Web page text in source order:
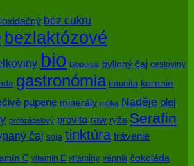
bez cukru
bezlaktózové
bio Biopurus bylinný čaj cestoviny
gastronómia imunita korenie
pupene minerály múka Naděje olej
protizápalový provita raw ryža Serafin
čaj sója tinktúra trávenie
C vitamín E vitamíny vápnik čokoláda